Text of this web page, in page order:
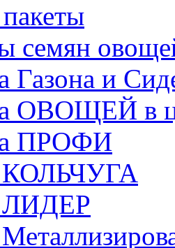
семян
Газона и
ОВОЩЕЙ в
ПРОФИ
КОЛЬЧУГА
ЛИДЕР